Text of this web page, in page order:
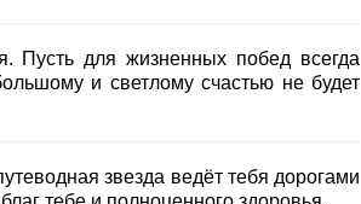
Пусть для жизненных побед всегда
и светлому счастью не будет
звезда ведёт тебя дорогами